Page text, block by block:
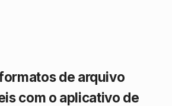
de arquivo
com o aplicativo de